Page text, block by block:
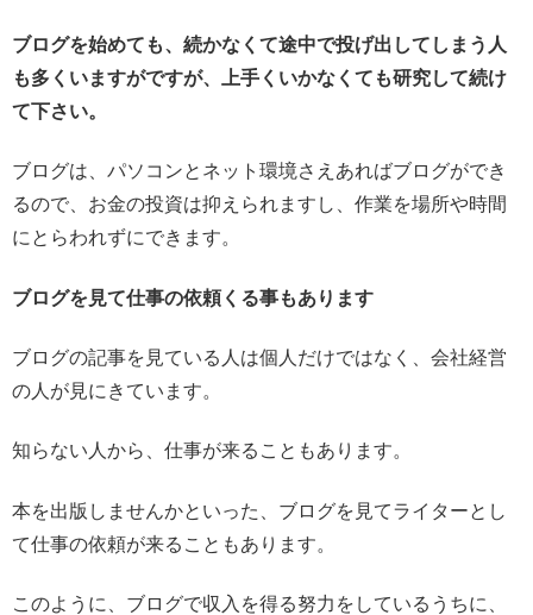
ブログを始めても、続かなくて途中で投げ出してしまう人
も多くいますがですが、上手くいかなくても研究して続け
て下さい。
ブログは、パソコンとネット環境さえあればブログができ
るので、お金の投資は抑えられますし、作業を場所や時間
にとらわれずにできます。
ブログを見て仕事の依頼くる事もあります
ブログの記事を見ている人は個人だけではなく、会社経営
の人が見にきています。
知らない人から、仕事が来ることもあります。
本を出版しませんかといった、ブログを見てライターとし
て仕事の依頼が来ることもあります。
このように、ブログで収入を得る努力をしているうちに、